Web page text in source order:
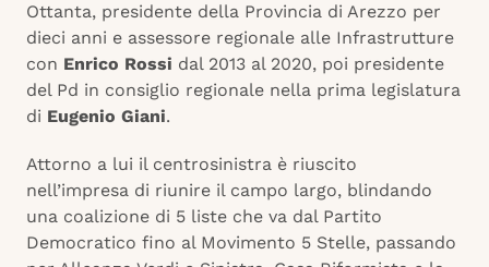
Ottanta, presidente della Provincia di Arezzo per
dieci anni e assessore regionale alle Infrastrutture
con Enrico Rossi dal 2013 al 2020, poi presidente
del Pd in consiglio regionale nella prima legislatura
di Eugenio Giani.
Attorno a lui il centrosinistra è riuscito
nell’impresa di riunire il campo largo, blindando
una coalizione di 5 liste che va dal Partito
Democratico fino al Movimento 5 Stelle, passando